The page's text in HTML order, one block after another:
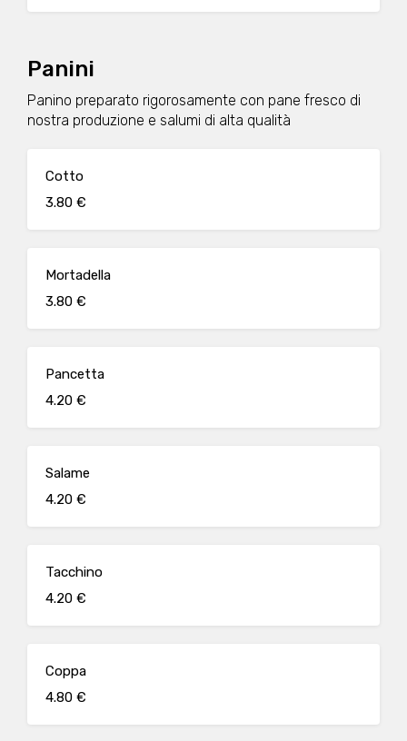
Panini
Panino preparato rigorosamente con pane fresco di
nostra produzione e salumi di alta qualità
Cotto
3.80 €
Mortadella
3.80 €
Pancetta
4.20 €
Salame
4.20 €
Tacchino
4.20 €
Coppa
4.80 €